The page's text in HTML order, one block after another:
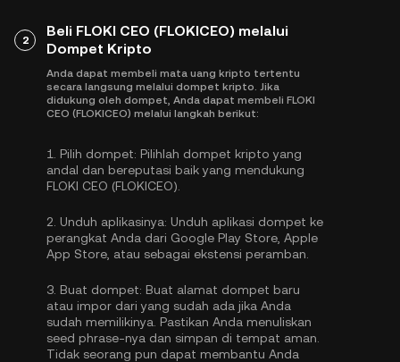
2
Beli FLOKI CEO (FLOKICEO) melalui
Dompet Kripto
Anda dapat membeli mata uang kripto tertentu
secara langsung melalui dompet kripto. Jika
didukung oleh dompet, Anda dapat membeli FLOKI
CEO (FLOKICEO) melalui langkah berikut:
1. Pilih dompet: Pilihlah dompet kripto yang
andal dan bereputasi baik yang mendukung
FLOKI CEO (FLOKICEO).
2. Unduh aplikasinya: Unduh aplikasi dompet ke
perangkat Anda dari Google Play Store, Apple
App Store, atau sebagai ekstensi peramban.
3. Buat dompet: Buat alamat dompet baru
atau impor dari yang sudah ada jika Anda
sudah memilikinya. Pastikan Anda menuliskan
seed phrase-nya dan simpan di tempat aman.
Tidak seorang pun dapat membantu Anda